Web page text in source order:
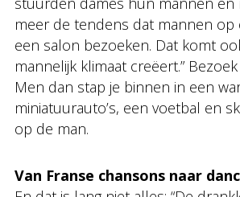
meer de tendens dat mannen op
een salon bezoeken. Dat komt
mannelijk klimaat creëert.”
Men dan stap je binnen in een
miniatuurauto’s, een voetbal en
op de man.
Van Franse chansons naar